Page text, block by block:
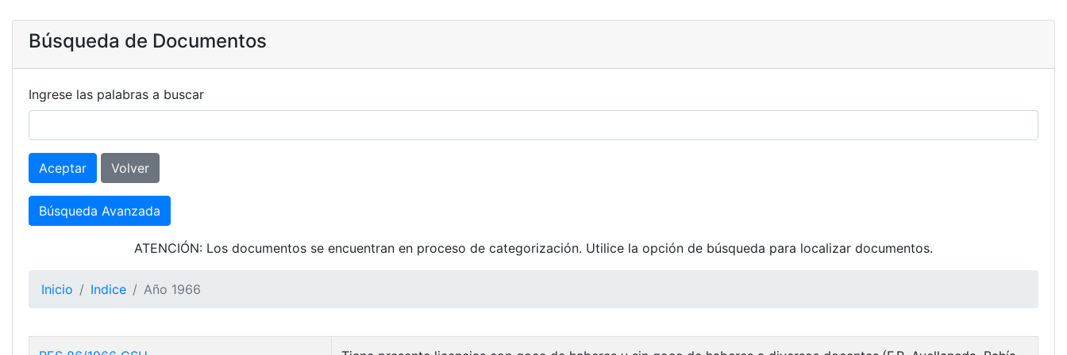
Búsqueda de Documentos
Ingrese las palabras a buscar
Aceptar Volver
Búsqueda Avanzada
ATENCIÓN: Los documentos se encuentran en proceso de categorización. Utilice la opción de búsqueda para localizar documentos.
Inicio Indice Año 1966